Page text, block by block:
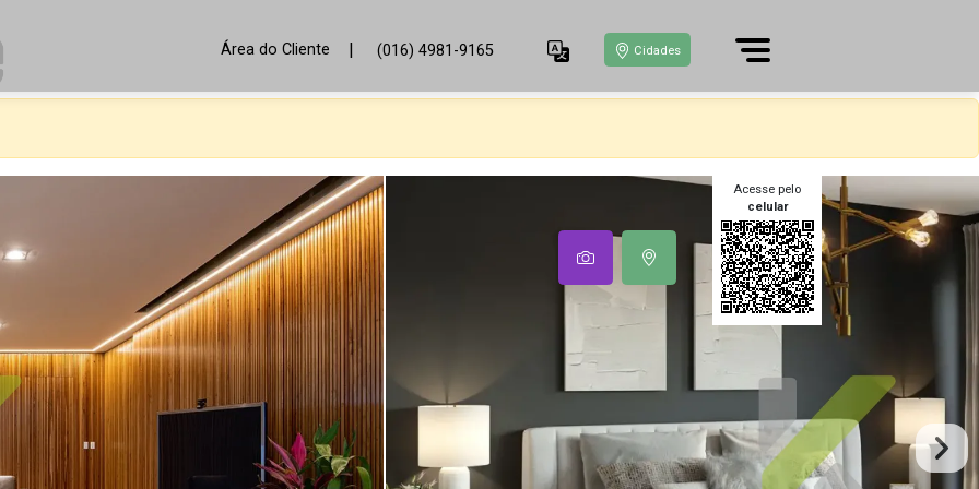
Área do Cliente | (016) 4981-9165 Cidades
Acesse pelo
celular